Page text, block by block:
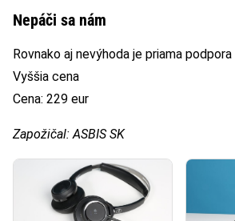
Nepáči sa nám
Rovnako aj nevýhoda je priama
Vyššia cena
Cena: 229 eur
Zapožičal: ASBIS SK